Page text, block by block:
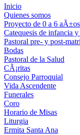
Inicio
Quienes somos
Proyecto de 0 a 6 aÃ±os
Catequesis de infancia
Pastoral pre- y post-
Bodas
Pastoral de la Salud
CÃ¡ritas
Consejo Parroquial
Vida Ascendente
Funerales
Coro
Horario de Misas
Liturgia
Ermita Santa Ana